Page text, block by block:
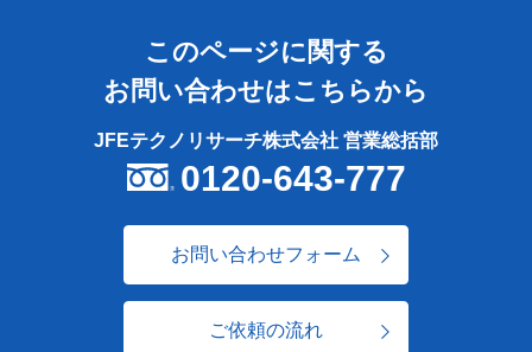
このページに関する
お問い合わせはこちらから
JFEテクノリサーチ株式会社 営業総括部
0120-643-777
お問い合わせフォーム
ご依頼の流れ